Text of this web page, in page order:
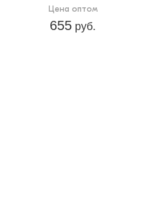
Цена оптом
655 руб.